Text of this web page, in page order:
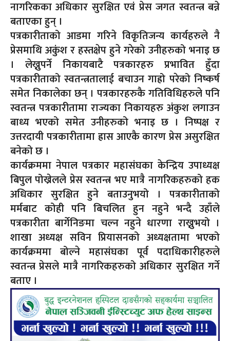
नागरिकका अधिकार सुरक्षित एव‌ं प्रेस जगत स्वतन्त्र बन्ने
बताएका हुन् ।
पत्रकारीताको आडमा गरिने विकृतिजन्य कार्यहरुले नै
प्रेसमाथि अकुंश र हस्तक्षेप हुने गरेको उनीहरुको भनाइ छ
। लेख्नुपर्ने निकायबाटै पत्रकारहरु प्रभावित हुँदा
पत्रकारीताको स्वतन्त्रतालाई बचाउन गाह्रो परेको निष्कर्ष
समेत निकालेका छन् । पत्रकारहरुकै गतिविधिहरुले पनि
स्वतन्त्र पत्रकारीतामा राज्यका निकायहरु अंकुश लगाउन
बाध्य भएको समेत उनीहरुको भनाइ छ । निष्पक्ष र
उत्तरदायी पत्रकारीतामा ह्रास आएकै कारण प्रेस असुरक्षित
बनेको छ ।
कार्यक्रममा नेपाल पत्रकार महासंघका केन्द्रिय उपाध्यक्ष
बिपुल पोख्रेलले प्रेस स्वतन्त्र भए मात्रै नागरिकहरुको हक
अधिकार सुरक्षित हुने बताउनुभयो । पत्रकारीताको
मर्मबाट कोही पनि बिचलित हुन नहुने भन्दै उहाँले
पत्रकारीता बार्गेनिङमा चल्न नहुने धारणा राख्नुभयो ।
शाखा अध्यक्ष सविन प्रियासनको अध्यक्षतामा भएको
कार्यक्रममा बोल्ने महासंघका पूर्व पदाधिकारीहरुले
स्वतन्त्र प्रेसले मात्रै नागरिकहरुको अधिकार सुरक्षित गर्ने
बताए ।